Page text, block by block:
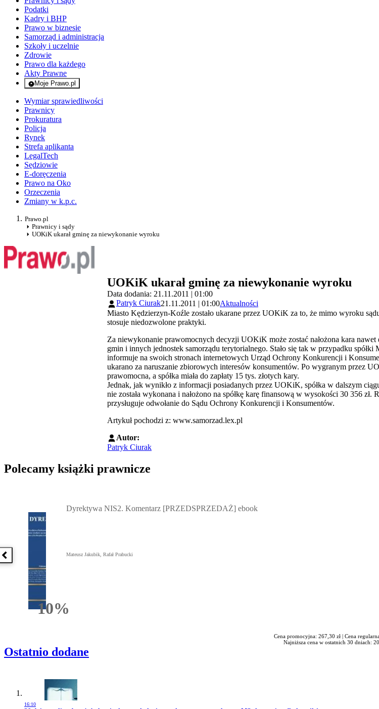
Podatki
Kadry i BHP
Prawo w biznesie
Samorząd i administracja
Szkoły i uczelnie
Zdrowie
Prawo dla każdego
Akty Prawne
Moje Prawo.pl
- rejestracja i logowanie do serwisu
Wymiar sprawiedliwości
Prawnicy
Prokuratura
Policja
Rynek
Strefa aplikanta
LegalTech
Sędziowie
E-doręczenia
Prawo na Oko
Orzeczenia
Zmiany w k.p.c.
Prawo.pl
Prawnicy i sądy
UOKiK ukarał gminę za niewykonanie wyroku
UOKiK ukarał gminę za niewykonanie wyroku
Data dodania: 21.11.2011 | 01:00
Patryk Ciurak21.11.2011 | 01:00Aktualności
Miasto Kędzierzyn-Koźle zostało ukarane przez UOKiK za to, że mimo wyroku
stosuje niedozwolone praktyki.
Za niewykonanie prawomocnych decyzji UOKiK może zostać nałożona kara
gmin i innych jednostek samorządu terytorialnego. Stało się tak w przypadku
informuje na swoich stronach internetowych Urząd Ochrony Konkurencji i
ukarano za naruszanie zbiorowych interesów konsumentów. Po wygranym przez
prawomocna, a spółka miała do zapłaty 15 tys. złotych kary.
Jednak, jak wynikło z informacji posiadanych przez UOKiK, spółka w dalszym
nie została wykonana i nałożono na spółkę karę finansową w wysokości 30 356 zł.
przysługuje odwołanie do Sądu Ochrony Konkurencji i Konsumentów.
Artykuł pochodzi z: www.samorzad.lex.pl
Autor:
Patryk Ciurak
Polecamy książki prawnicze
Poprzednia książka
10%Rabatu
Dyrektywa NIS2. Komentarz [PRZEDSPRZEDAŻ] ebook
Mateusz Jakubik, Rafał Prabucki
Cena promocyjna: 267,30 zł | Cena
Najniższa cena w ostatnich 30 dniach:
Ostatnio dodane
16:10